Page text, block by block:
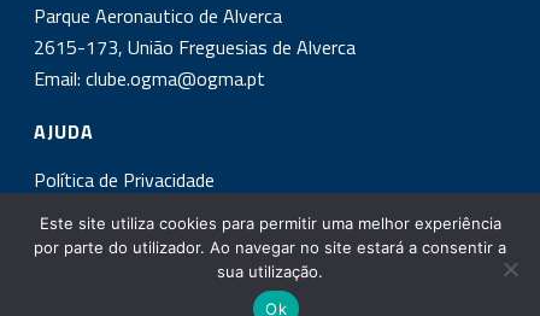
Parque Aeronautico de Alverca
2615-173, União Freguesias de Alverca
Email:clube.ogma@ogma.pt
AJUDA
Política de Privacidade
INSCREVA-SE NA NOSSA NEWSLETTER!
Este site utiliza cookies para permitir uma melhor experiência
por parte do utilizador. Ao navegar no site estará a consentir a
sua utilização.
Ok